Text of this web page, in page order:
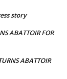
story
ABATTOIR FOR
ABATTOIR